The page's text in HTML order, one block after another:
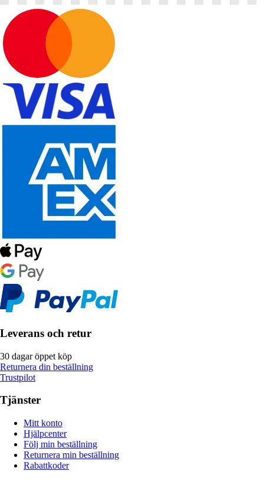
Leverans och retur
30 dagar öppet köp
Returnera din beställning
Trustpilot
Tjänster
Mitt konto
Hjälpcenter
Följ min beställning
Returnera min beställning
Rabattkoder